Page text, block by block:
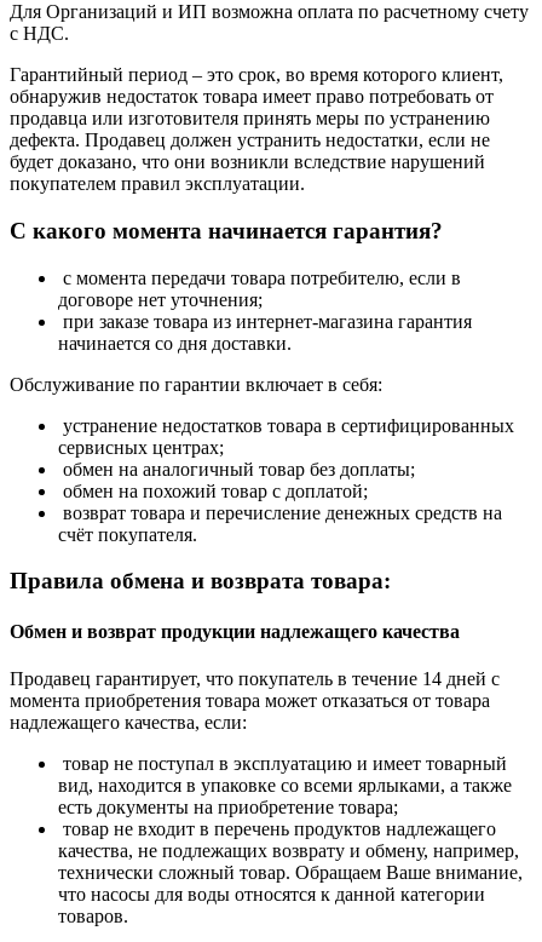
Для Организаций и ИП возможна оплата по расчетному счету
с НДС.
Гарантийный период – это срок, во время которого клиент,
обнаружив недостаток товара имеет право потребовать от
продавца или изготовителя принять меры по устранению
дефекта. Продавец должен устранить недостатки, если не
будет доказано, что они возникли вследствие нарушений
покупателем правил эксплуатации.
С какого момента начинается гарантия?
с момента передачи товара потребителю, если в
договоре нет уточнения;
при заказе товара из интернет-магазина гарантия
начинается со дня доставки.
Обслуживание по гарантии включает в себя:
устранение недостатков товара в сертифицированных
сервисных центрах;
обмен на аналогичный товар без доплаты;
обмен на похожий товар с доплатой;
возврат товара и перечисление денежных средств на
счёт покупателя.
Правила обмена и возврата товара:
Обмен и возврат продукции надлежащего качества
Продавец гарантирует, что покупатель в течение 14 дней с
момента приобретения товара может отказаться от товара
надлежащего качества, если:
товар не поступал в эксплуатацию и имеет товарный
вид, находится в упаковке со всеми ярлыками, а также
есть документы на приобретение товара;
товар не входит в перечень продуктов надлежащего
качества, не подлежащих возврату и обмену, например,
технически сложный товар. Обращаем Ваше внимание,
что насосы для воды относятся к данной категории
товаров.